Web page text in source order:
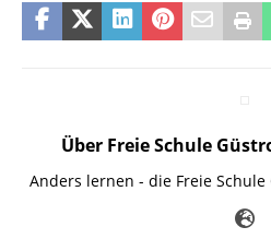
Über Freie Schule
Anders lernen - die Freie